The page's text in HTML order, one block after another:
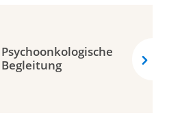
le cancer
Psychoonkologische
Begleitung